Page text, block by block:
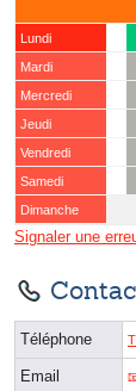
Lundi
Mardi
Mercredi
Jeudi
Vendredi
Samedi
Dimanche
Signaler une
Téléphone
Email